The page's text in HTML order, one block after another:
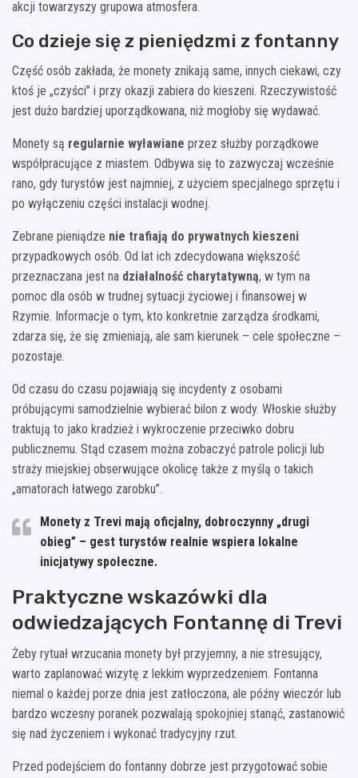
akcji towarzyszy grupowa atmosfera.
Co dzieje się z pieniędzmi z fontanny
Część osób zakłada, że monety znikają same, innych ciekawi, czy
ktoś je „czyści” i przy okazji zabiera do kieszeni. Rzeczywistość
jest dużo bardziej uporządkowana, niż mogłoby się wydawać.
Monety są regularnie wyławiane przez służby porządkowe
współpracujące z miastem. Odbywa się to zazwyczaj wcześnie
rano, gdy turystów jest najmniej, z użyciem specjalnego sprzętu i
po wyłączeniu części instalacji wodnej.
Zebrane pieniądze nie trafiają do prywatnych kieszeni
przypadkowych osób. Od lat ich zdecydowana większość
przeznaczana jest na działalność charytatywną, w tym na
pomoc dla osób w trudnej sytuacji życiowej i finansowej w
Rzymie. Informacje o tym, kto konkretnie zarządza środkami,
zdarza się, że się zmieniają, ale sam kierunek – cele społeczne –
pozostaje.
Od czasu do czasu pojawiają się incydenty z osobami
próbującymi samodzielnie wybierać bilon z wody. Włoskie służby
traktują to jako kradzież i wykroczenie przeciwko dobru
publicznemu. Stąd czasem można zobaczyć patrole policji lub
straży miejskiej obserwujące okolicę także z myślą o takich
„amatorach łatwego zarobku”.
Monety z Trevi mają oficjalny, dobroczynny „drugi
obieg” – gest turystów realnie wspiera lokalne
inicjatywy społeczne.
Praktyczne wskazówki dla
odwiedzających Fontannę di Trevi
Żeby rytuał wrzucania monety był przyjemny, a nie stresujący,
warto zaplanować wizytę z lekkim wyprzedzeniem. Fontanna
niemal o każdej porze dnia jest zatłoczona, ale późny wieczór lub
bardzo wczesny poranek pozwalają spokojniej stanąć, zastanowić
się nad życzeniem i wykonać tradycyjny rzut.
Przed podejściem do fontanny dobrze jest przygotować sobie